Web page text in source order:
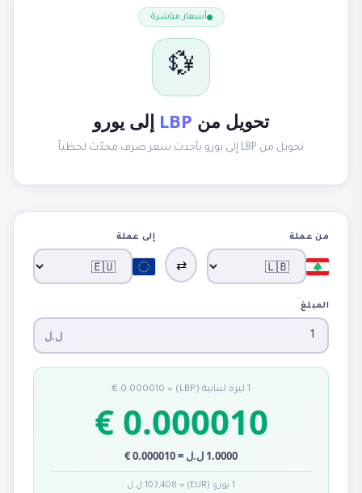
أسعار مباشرة
💱
تحويل من LBP إلى يورو
تحويل من LBP إلى يورو بأحدث سعر صرف محدّث لحظياً
من عملة
⇄
إلى عملة
المبلغ
ل.ل
1 ليرة لبنانية (LBP) = 0.000010 €
0.000010 €
1.0000 ل.ل = 0.000010 €
1 يورو (EUR) = 103,408 ل.ل